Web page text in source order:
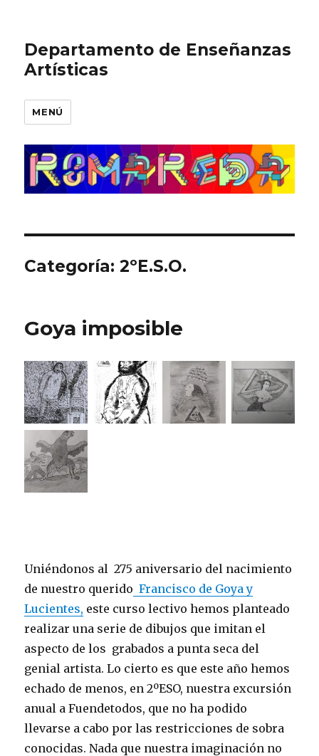
Departamento de Enseñanzas
Artísticas
MENÚ
Categoría:2ºE.S.O.
Goya imposible
Uniéndonos al 275 aniversario del nacimiento
de nuestro querido Francisco de Goya y
Lucientes, este curso lectivo hemos planteado
realizar una serie de dibujos que imitan el
aspecto de los grabados a punta seca del
genial artista. Lo cierto es que este año hemos
echado de menos, en 2ºESO, nuestra excursión
anual a Fuendetodos, que no ha podido
llevarse a cabo por las restricciones de sobra
conocidas. Nada que nuestra imaginación no